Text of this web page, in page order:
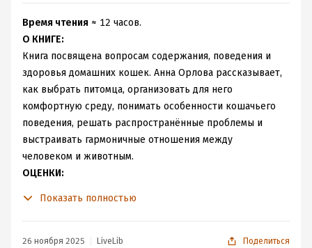
Время чтения ≈ 12 часов.
О КНИГЕ:
Книга посвящена вопросам содержания, поведения и
здоровья домашних кошек. Анна Орлова рассказывает,
как выбрать питомца, организовать для него
комфортную среду, понимать особенности кошачьего
поведения, решать распространённые проблемы и
выстраивать гармоничные отношения между
человеком и животным.
ОЦЕНКИ:
Подача материала- 8/10
Показать полностью
26 ноября 2025 LiveLib Поделиться